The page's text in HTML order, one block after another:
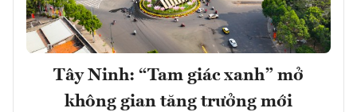
Tây Ninh: “Tam giác xanh” mở
không gian tăng trưởng mới